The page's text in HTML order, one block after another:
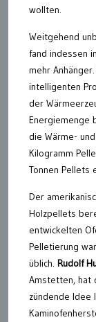
wollten.
Weitgehend
fand indessen
mehr
intelligenten
der
Energiemenge
die Wärme-
Kilogramm
Tonnen Pellets
Der
Holzpellets
entwickelten
Pelletierung
üblich. Rudolf
Amstetten, hat
zündende Idee